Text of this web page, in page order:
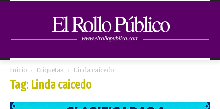
El Rollo Público
www.elrollopublico.com
Inicio Etiquetas Linda caicedo
Tag: Linda caicedo